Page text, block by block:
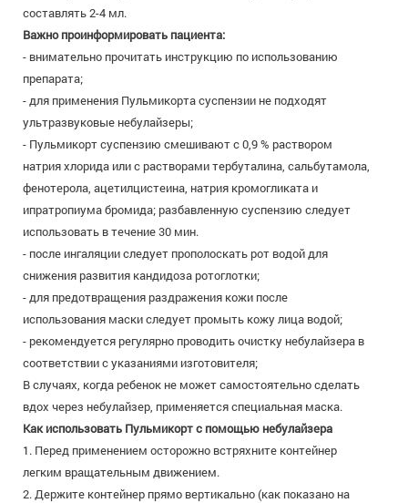
составлять 2-4 мл.
Важно проинформировать пациента:
- внимательно прочитать инструкцию по использованию
препарата;
- для применения Пульмикорта суспензии не подходят
ультразвуковые небулайзеры;
- Пульмикорт суспензию смешивают с 0,9 % раствором
натрия хлорида или с растворами тербуталина, сальбутамола,
фенотерола, ацетилцистеина, натрия кромогликата и
ипратропиума бромида; разбавленную суспензию следует
использовать в течение 30 мин.
- после ингаляции следует прополоскать рот водой для
снижения развития кандидоза ротоглотки;
- для предотвращения раздражения кожи после
использования маски следует промыть кожу лица водой;
- рекомендуется регулярно проводить очистку небулайзера в
соответствии с указаниями изготовителя;
В случаях, когда ребенок не может самостоятельно сделать
вдох через небулайзер, применяется специальная маска.
Как использовать Пульмикорт с помощью небулайзера
1. Перед применением осторожно встряхните контейнер
легким вращательным движением.
2. Держите контейнер прямо вертикально (как показано на